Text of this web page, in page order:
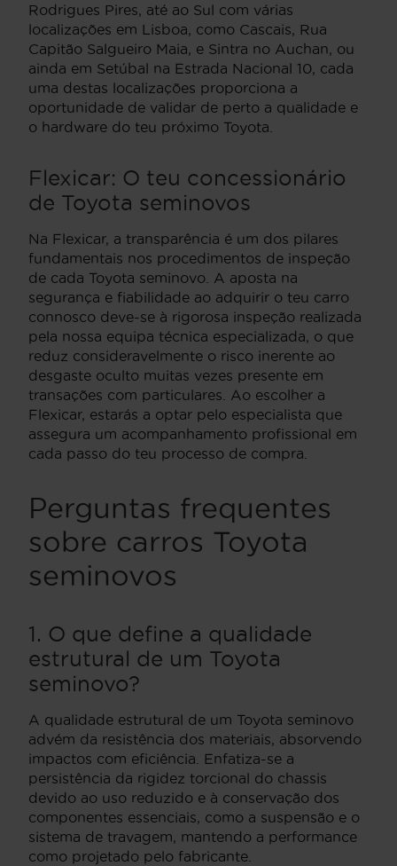
Rodrigues Pires, até ao Sul com várias
localizações em Lisboa, como Cascais, Rua
Capitão Salgueiro Maia, e Sintra no Auchan, ou
ainda em Setúbal na Estrada Nacional 10, cada
uma destas localizações proporciona a
oportunidade de validar de perto a qualidade e
o hardware do teu próximo Toyota.
Flexicar: O teu concessionário
de Toyota seminovos
Na Flexicar, a transparência é um dos pilares
fundamentais nos procedimentos de inspeção
de cada Toyota seminovo. A aposta na
segurança e fiabilidade ao adquirir o teu carro
connosco deve-se à rigorosa inspeção realizada
pela nossa equipa técnica especializada, o que
reduz consideravelmente o risco inerente ao
desgaste oculto muitas vezes presente em
transações com particulares. Ao escolher a
Flexicar, estarás a optar pelo especialista que
assegura um acompanhamento profissional em
cada passo do teu processo de compra.
Perguntas frequentes
sobre carros Toyota
seminovos
1. O que define a qualidade
estrutural de um Toyota
seminovo?
A qualidade estrutural de um Toyota seminovo
advém da resistência dos materiais, absorvendo
impactos com eficiência. Enfatiza-se a
persistência da rigidez torcional do chassis
devido ao uso reduzido e à conservação dos
componentes essenciais, como a suspensão e o
sistema de travagem, mantendo a performance
como projetado pelo fabricante.